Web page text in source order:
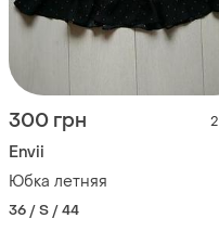
300 грн 2
Envii
Юбка летняя
36 / S / 44